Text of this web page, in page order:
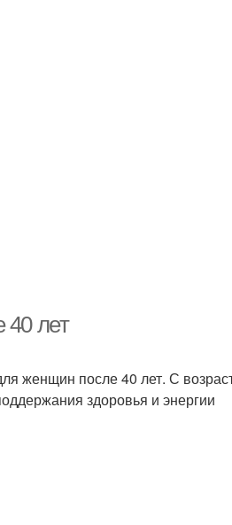
40 лет
женщин после 40 лет. С
здоровья и энергии